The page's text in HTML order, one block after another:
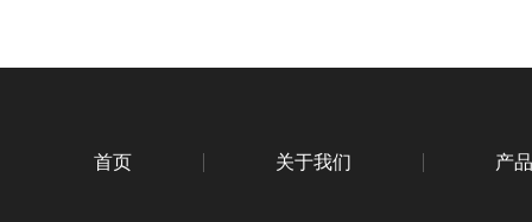
首页 关于我们 产